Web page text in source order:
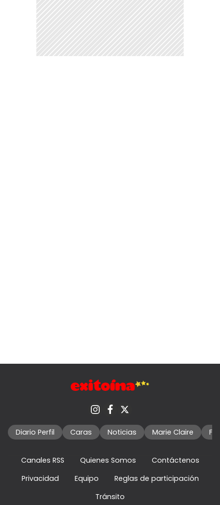
Diario Perfil Caras Noticias Marie Claire
Canales RSS Quienes Somos
Contáctenos
Privacidad
Equipo
Reglas de participación
Tránsito